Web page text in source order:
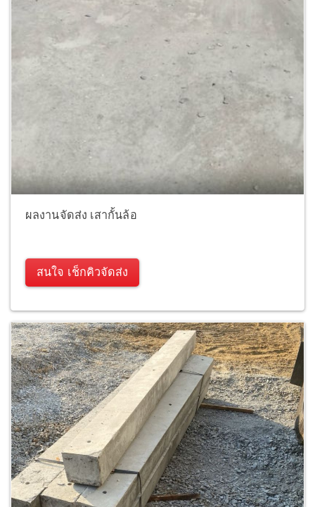
ผลงานจัดส่ง เสากั้นล้อ
สนใจ เช็กคิวจัดส่ง